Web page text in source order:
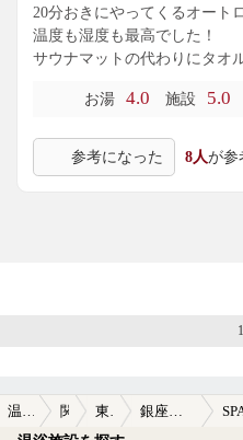
20分おきにやってくるオート
温度も湿度も最高でした！
サウナマットの代わりにタオ
お湯 4.0 施設 5.0
参考になった 8人が参
温泉TOP 関東 東京都 銀座・新橋周辺